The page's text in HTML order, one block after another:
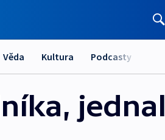
Věda Kultura Podcasty
jednal